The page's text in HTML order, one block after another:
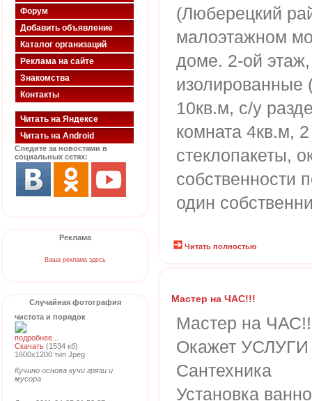
Форум
Добавить объявление
Каталог организаций
Реклама на сайте
Знакомства
Контакты
Читать на Яндексе
Читать на Android
Следите за новостями в
социальных сетях:
Реклама
Ваша реклама здесь
Случайная фотография
чистота и порядок
подробнее...
Скачать (1534 кб)
1600x1200 тип Jpeg
Кучино основа кучи грязи и
мусора
(Люберецкий
малоэтажном
доме. 2-ой
изолированные
10кв.м, с/у
комната 4кв.м,
стеклопакеты,
собственности
один
Читать полностью
Мастер на ЧАС!!!
Мастер на
Окажет УСЛУГИ
Сантехника
Установка